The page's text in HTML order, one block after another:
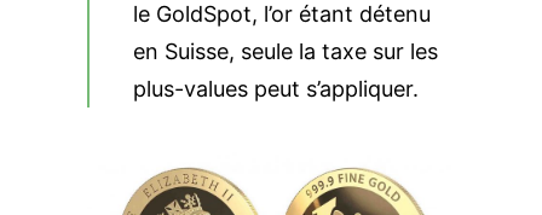
le GoldSpot, l’or étant détenu
en Suisse, seule la taxe sur les
plus-values peut s’appliquer.